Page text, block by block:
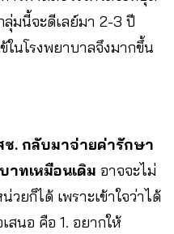
ลุ่มนี้จะดีเลย์มา 2-3 ปี
ในโรงพยาบาลจึงมากขึ้น
ช. กลับมาจ่ายค่ารักษา
ทเหมือนเดิม อาจจะไม่
ยก็ได้ เพราะเข้าใจว่าได้
สนอ คือ 1. อยากให้